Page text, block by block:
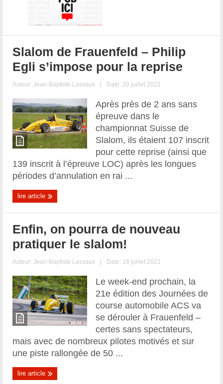
Slalom de Frauenfeld – Philip
Egli s’impose pour la reprise
Auteur:Jean-Baptiste Lassaux | Date: 20 juillet 2021
Après près de 2 ans sans
épreuve dans le
championnat Suisse de
Slalom, ils étaient 107 inscrit
pour cette reprise (ainsi que
139 inscrit à l’épreuve LOC) après les longues
périodes d’annulation en rai ...
lire article
Enfin, on pourra de nouveau
pratiquer le slalom!
Auteur:Jean-Baptiste Lassaux | Date: 16 juillet 2021
Le week-end prochain, la
21e édition des Journées de
course automobile ACS va
se dérouler à Frauenfeld –
certes sans spectateurs,
mais avec de nombreux pilotes motivés et sur
une piste rallongée de 50 ...
lire article